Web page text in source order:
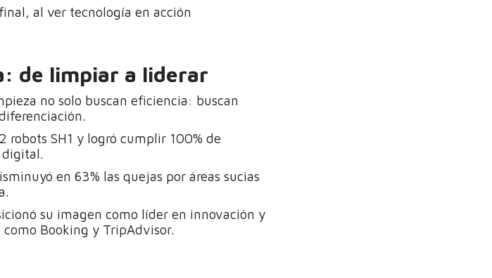
al ver tecnología en acción
de limpiar a liderar
no solo buscan eficiencia: buscan
robots SH1 y logró cumplir 100% de
en 63% las quejas por áreas sucias
su imagen como líder en innovación y
Booking y TripAdvisor.